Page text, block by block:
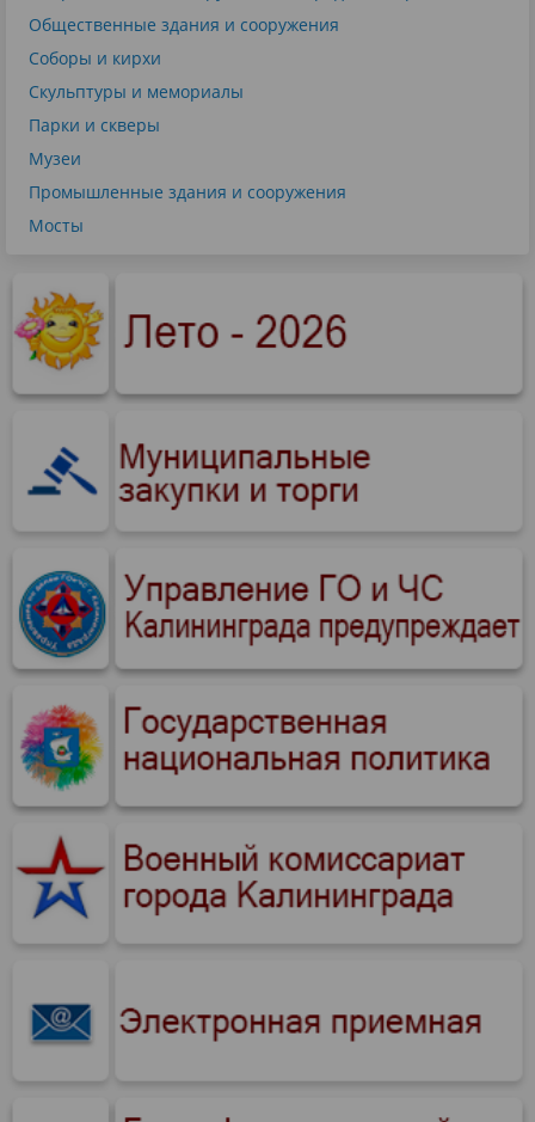
Общественные здания и сооружения
Соборы и кирхи
Скульптуры и мемориалы
Парки и скверы
Музеи
Промышленные здания и сооружения
Мосты